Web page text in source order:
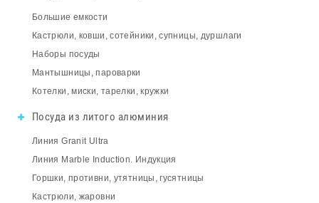
Большие емкости
Кастрюли, ковши, сотейники, супницы, дуршлаги
Наборы посуды
Мантышницы, пароварки
Котелки, миски, тарелки, кружки
Посуда из литого алюминия
Линия Granit Ultra
Линия Marble Induction. Индукция
Горшки, противни, утятницы, гусятницы
Кастрюли, жаровни